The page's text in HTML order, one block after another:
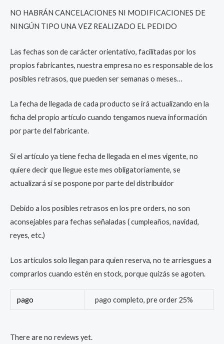
NO HABRÁN CANCELACIONES NI MODIFICACIONES DE
NINGÚN TIPO UNA VEZ REALIZADO EL PEDIDO
Las fechas son de carácter orientativo, facilitadas por los
propios fabricantes, nuestra empresa no es responsable de los
posibles retrasos, que pueden ser semanas o meses…
La fecha de llegada de cada producto se irá actualizando en la
ficha del propio artículo cuando tengamos nueva información
por parte del fabricante.
Si el artículo ya tiene fecha de llegada en el mes vigente, no
quiere decir que llegue este mes obligatoriamente, se
actualizará si se pospone por parte del distribuidor
Debido a los posibles retrasos en los pre orders, no son
aconsejables para fechas señaladas ( cumpleaños, navidad,
reyes, etc.)
Los artículos solo llegan para quien reserva, no te arriesgues a
comprarlos cuando estén en stock, porque quizás se agoten.
pago pago completo, pre order 25%
There are no reviews yet.